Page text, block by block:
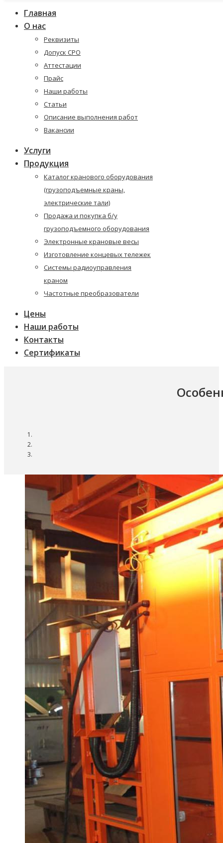
Главная
О нас
Реквизиты
Допуск СРО
Аттестации
Прайс
Наши работы
Статьи
Описание выполнения работ
Вакансии
Услуги
Продукция
Каталог кранового оборудования
(грузоподъемные краны,
электрические тали)
Продажа и покупка б/у
грузоподъемного оборудования
Электронные крановые весы
Изготовление концевых тележек
Системы радиоуправления
краном
Частотные преобразователи
Цены
Наши работы
Контакты
Сертификаты